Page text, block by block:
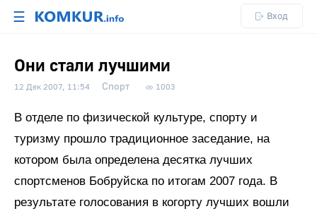
☰ Вход
Они стали лучшими
12 Дек 2007, 11:54 Спорт 1003
В отделе по физической культуре, спорту и
туризму прошло традиционное заседание, на
котором была определена десятка лучших
спортсменов Бобруйска по итогам 2007 года. В
результате голосования в когорту лучших вошли